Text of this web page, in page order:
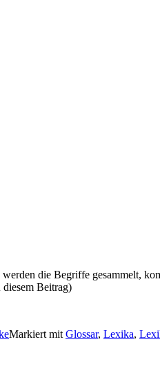
die Begriffe gesammelt,
Beitrag)
Markiert mit Glossar, Lexika,